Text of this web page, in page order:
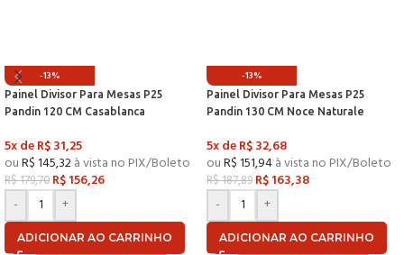
-13%
Painel Divisor Para Mesas P25
Pandin 120 CM Casablanca
5x deR$31,25
ouR$145,32à vista no PIX/Boleto
R$179,70 R$156,26
-
+
ADICIONAR AO CARRINHO
-13%
Painel Divisor Para Mesas P25
Pandin 130 CM Noce Naturale
5x deR$32,68
ouR$151,94à vista no PIX/Boleto
R$187,89 R$163,38
-
+
ADICIONAR AO CARRINHO